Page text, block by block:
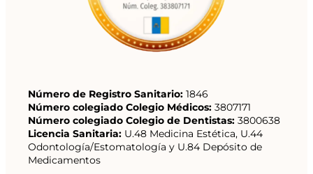
Número de Registro Sanitario: 1846
Número colegiado Colegio Médicos: 3807171
Número colegiado Colegio de Dentistas: 3800638
Licencia Sanitaria: U.48 Medicina Estética, U.44
Odontología/Estomatología y U.84 Depósito de
Medicamentos